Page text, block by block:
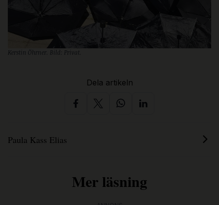
Kerstin Öhrner. Bild: Privat.
Dela artikeln
Paula Kass Elias
Mer läsning